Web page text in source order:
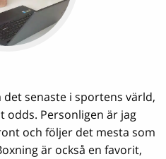
det senaste i sportens värld,
odds. Personligen är jag
och följer det mesta som
är också en favorit,